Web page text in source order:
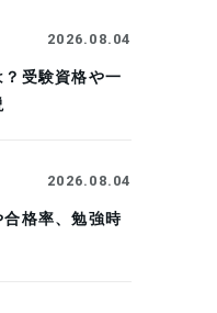
2026.08.04
受験資格や一
2026.08.04
格率、勉強時